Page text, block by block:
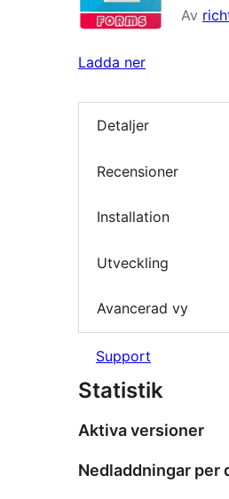
Av
Ladda ner
Detaljer
Recensioner
Installation
Utveckling
Avancerad vy
Support
Statistik
Aktiva versioner
Nedladdningar per